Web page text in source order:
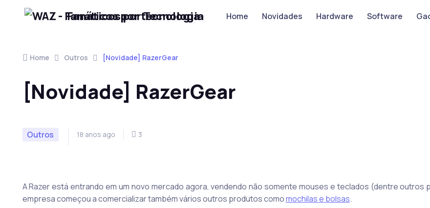
Skip to navigation
Skip to contentFanáticos por Tecnologia Home Novidades Hardware Software
Home Outros [Novidade] RazerGear
[Novidade] RazerGear
Outros 18 anos ago 3
A Razer está entrando em um novo mercado agora, vendendo não somente mouses e teclados (dentre outros
empresa começou a comercializar também vários outros produtos comomochilas e bolsas.